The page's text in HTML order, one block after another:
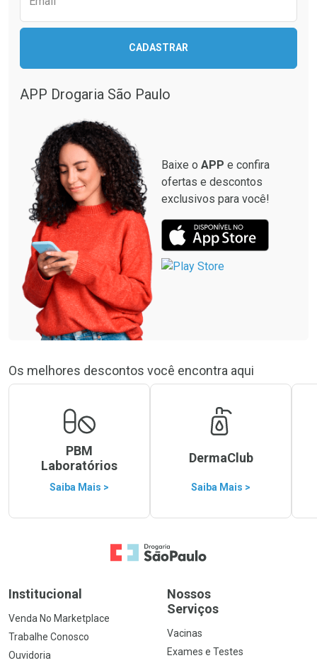
CADASTRAR
APP Drogaria São Paulo
Baixe o APP e confira
ofertas e descontos
exclusivos para você!
Os melhores descontos você encontra aqui
PBM
Laboratórios
Saiba Mais >
DermaClub
Saiba Mais >
Ir para a Home
Institucional
Venda No Marketplace
Trabalhe Conosco
Ouvidoria
Nossos
Serviços
Vacinas
Exames e Testes